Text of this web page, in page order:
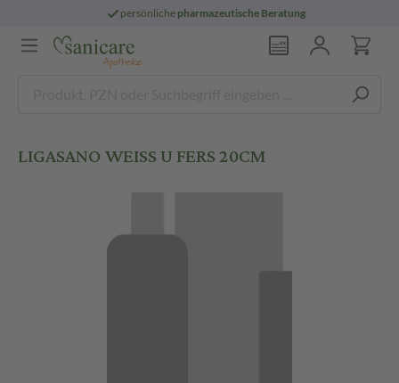
persönlichepharmazeutische Beratung
LIGASANO WEISS U FERS 20CM